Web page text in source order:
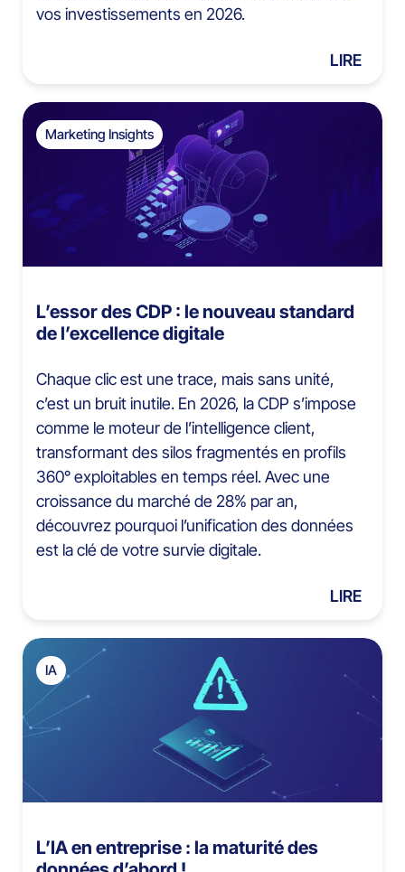
vos investissements en 2026.
LIRE
Marketing Insights
L’essor des CDP : le nouveau standard
de l’excellence digitale
Chaque clic est une trace, mais sans unité,
c’est un bruit inutile. En 2026, la CDP s’impose
comme le moteur de l’intelligence client,
transformant des silos fragmentés en profils
360° exploitables en temps réel. Avec une
croissance du marché de 28% par an,
découvrez pourquoi l’unification des données
est la clé de votre survie digitale.
LIRE
IA
L’IA en entreprise : la maturité des